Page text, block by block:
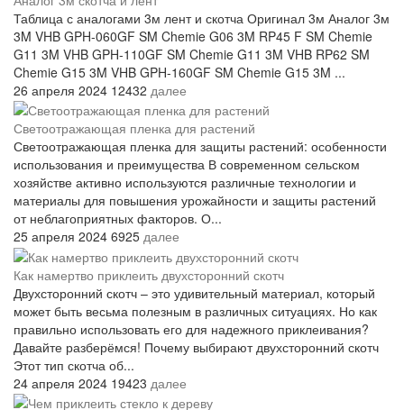
Таблица с аналогами 3м лент и скотча Оригинал 3м Аналог 3м
3M VHB GPH-060GF SM Chemie G06 3M RP45 F SM Chemie
G11 3M VHB GPH-110GF SM Chemie G11 3M VHB RP62 SM
Chemie G15 3M VHB GPH-160GF SM Chemie G15 3M ...
26 апреля 2024 12432 далее
Светоотражающая пленка для растений
Светоотражающая пленка для защиты растений: особенности
использования и преимущества В современном сельском
хозяйстве активно используются различные технологии и
материалы для повышения урожайности и защиты растений
от неблагоприятных факторов. О...
25 апреля 2024 6925 далее
Как намертво приклеить двухсторонний скотч
Двухсторонний скотч – это удивительный материал, который
может быть весьма полезным в различных ситуациях. Но как
правильно использовать его для надежного приклеивания?
Давайте разберёмся! Почему выбирают двухсторонний скотч
Этот тип скотча об...
24 апреля 2024 19423 далее